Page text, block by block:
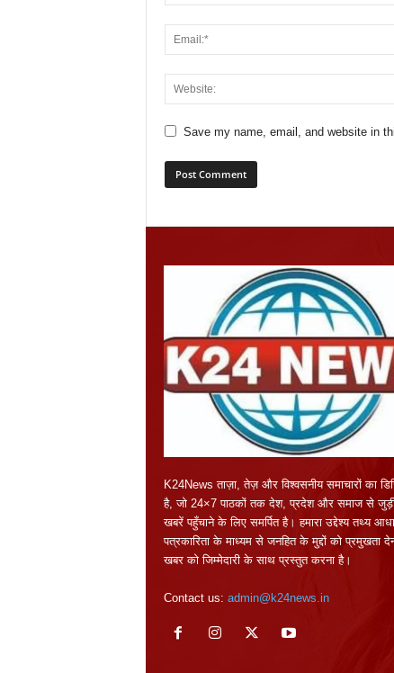
Save my name, email, and website in
K24News ताज़ा, तेज़ और विश्वसनीय समाचारों का
है, जो 24×7 पाठकों तक देश, प्रदेश और समाज से जुड़ी
खबरें पहुँचाने के लिए समर्पित है। हमारा उद्देश्य तथ्य
पत्रकारिता के माध्यम से जनहित के मुद्दों को प्रमुखता
खबर को जिम्मेदारी के साथ प्रस्तुत करना है।
Contact us: admin@k24news.in